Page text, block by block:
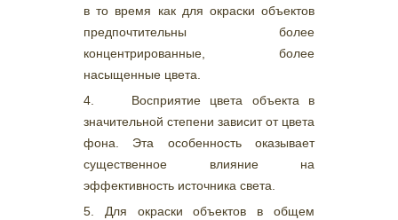
в то время как для окраски объектов
предпочтительны более
концентрированные, более
насыщенные цвета.
4. Восприятие цвета объекта в
значительной степени зависит от цвета
фона. Эта особенность оказывает
существенное влияние на
эффективность источника света.
5. Для окраски объектов в общем